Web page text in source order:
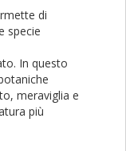
di
specie
In questo
meraviglia e
più